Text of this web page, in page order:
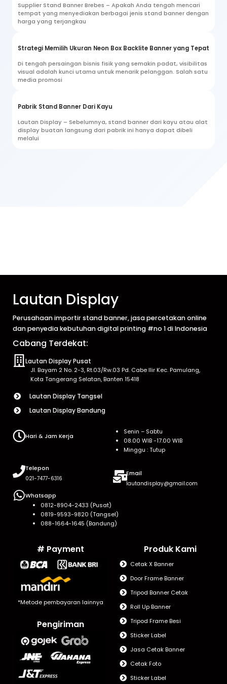
Supplier Stand Banner Brebes – Apakah Anda tengah mencari
tempat yang menyediakan berbagai jenis stand banner dengan
harga yang terjangkau
Strategi Memilih Ukuran Neon Box Backlite Banner yang Tepat
Di tengah persaingan bisnis fisik yang semakin padat, visibilitas
visual adalah kunci utama untuk menarik pelanggan. Salah satu
media promosi
Pabrik Stand Banner Dari Kayu
Lautan Display – Sebelumnya, stand banner dari kayu atau alat
display buatan langsung dari pabrik ini hanya dapat dibeli
melalui
Lautan Display
Perusahaan importir stand banner, jasa percetakan online
dan penyedia kebutuhan digital printing #no 1 di Indonesia
Cabang Terdekat:
Lautan Display Pusat
Jl. Bayam 2 No. 2-3, Rt.03/Rw.03 Pd. Cabe Ilir Kec. Pamulang,
Kota Tangerang Selatan, Banten 15418
Lautan Display Tangsel
Lautan Display Bandung
Hari & Jam Kerja
Senin – Sabtu
08.00 WIB -17.00 WIB
Minggu : Tutup
Telepon
021-7477-6316
Email
lautandisplay@gmail.com
Whatsapp
0812-8904-2433 (Pusat)
0819-9593-9820 (Tangsel)
088-1664-1645 (Bandung)
# Payment
*Metode pembayaran lainnya
Pengiriman
Produk Kami
Cetak X Banner
Door Frame Banner
Tripod Banner Cetak
Roll Up Banner
Tripod Frame Besi
Sticker Label
Jasa Cetak Banner
Cetak Foto
Sticker Label